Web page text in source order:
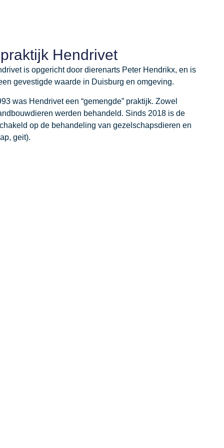
Hendrivet
is opgericht door dierenarts Peter Hendrikx, en is
gevestigde waarde in Duisburg en omgeving.
was Hendrivet een “gemengde” praktijk. Zowel
werden behandeld. Sinds 2018 is de
op de behandeling van gezelschapsdieren en
geit).